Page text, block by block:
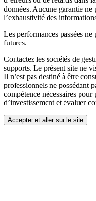
données. Aucune garantie ne
l’exhaustivité des
Les performances passées
futures.
Contactez les sociétés de
supports. Le présent site ne
Il n’est pas destiné à être
professionnels ne possédant
compétence nécessaires
d’investissement et évaluer
Accepter et aller sur le site